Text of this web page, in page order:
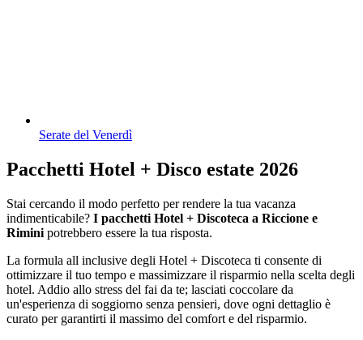
Serate del Venerdì
Pacchetti Hotel + Disco estate 2026
Stai cercando il modo perfetto per rendere la tua vacanza
indimenticabile? I pacchetti Hotel + Discoteca a Riccione e
Rimini potrebbero essere la tua risposta.
La formula all inclusive degli Hotel + Discoteca ti consente di
ottimizzare il tuo tempo e massimizzare il risparmio nella scelta degli
hotel. Addio allo stress del fai da te; lasciati coccolare da
un'esperienza di soggiorno senza pensieri, dove ogni dettaglio è
curato per garantirti il massimo del comfort e del risparmio.